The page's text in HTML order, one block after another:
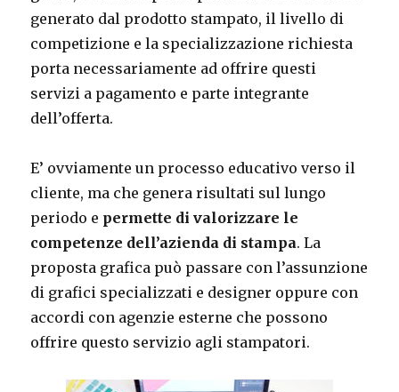
generato dal prodotto stampato, il livello di
competizione e la specializzazione richiesta
porta necessariamente ad offrire questi
servizi a pagamento e parte integrante
dell’offerta.
E’ ovviamente un processo educativo verso il
cliente, ma che genera risultati sul lungo
periodo e permette di valorizzare le
competenze dell’azienda di stampa. La
proposta grafica può passare con l’assunzione
di grafici specializzati e designer oppure con
accordi con agenzie esterne che possono
offrire questo servizio agli stampatori.